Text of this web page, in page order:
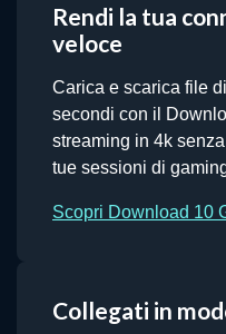
Rendi la tua
veloce
Carica e scarica file
secondi con il
streaming in 4k
tue sessioni di
Scopri Download 10
Collegati in